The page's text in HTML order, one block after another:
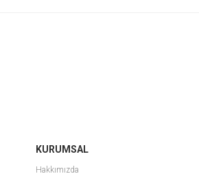
KURUMSAL
Hakkımızda